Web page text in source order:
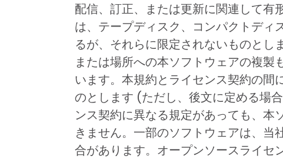
配信、訂正、または更新に関連して有
は、テープディスク、コンパクトディ
るが、それらに限定されないものと
または場所への本ソフトウェアの複
います。本規約とライセンス契約の間
のとします (ただし、後文に定める場
ンス契約に異なる規定があっても、
きません。一部のソフトウェアは、
合があります。オープンソースライセ